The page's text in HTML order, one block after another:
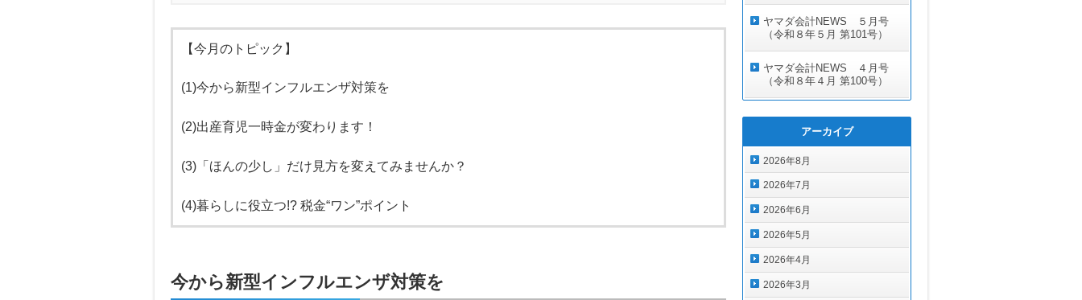
【今月のトピック】
(1)今から新型インフルエンザ対策を
(2)出産育児一時金が変わります！
(3)「ほんの少し」だけ見方を変えてみませんか？
(4)暮らしに役立つ!? 税金“ワン”ポイント
今から新型インフルエンザ対策を
ヤマダ会計NEWS ５月号
（令和８年５月 第101号）
ヤマダ会計NEWS ４月号
（令和８年４月 第100号）
アーカイブ
2026年8月
2026年7月
2026年6月
2026年5月
2026年4月
2026年3月